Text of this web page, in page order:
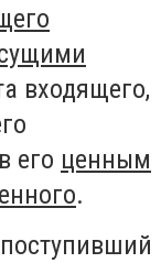
входящего,
его ценным
.